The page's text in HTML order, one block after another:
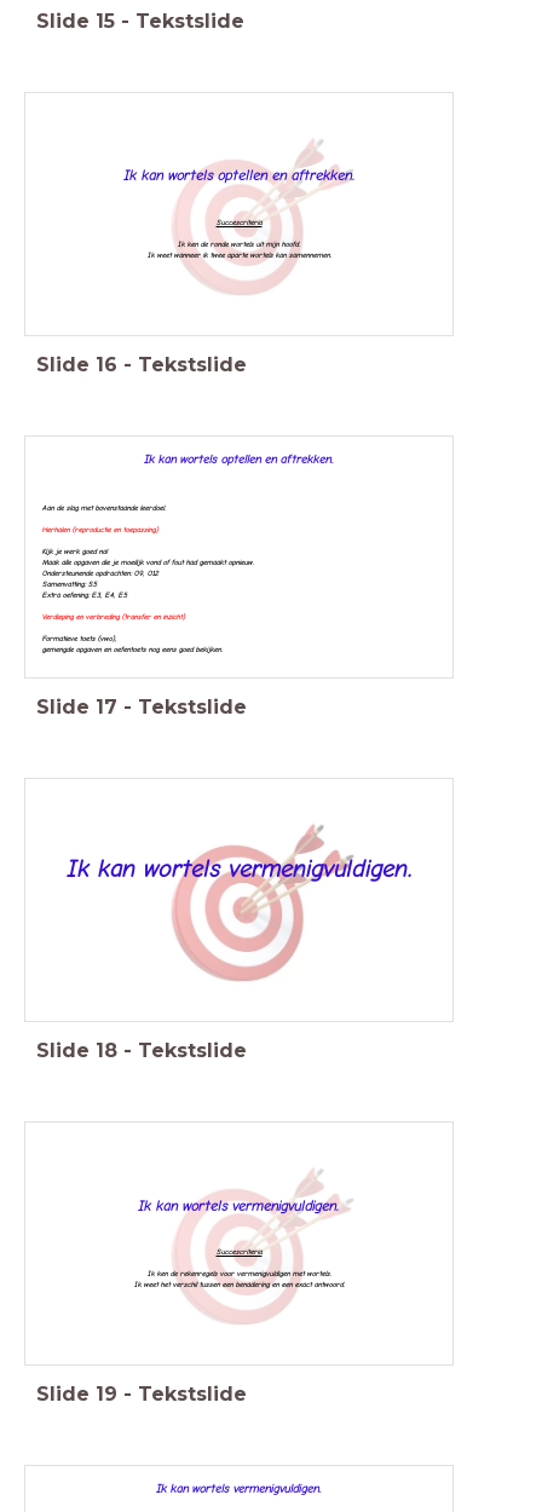
Slide 15 - Tekstslide
Ik kan wortels optellen en aftrekken.
Succescriteria
Ik ken de ronde wortels uit mijn hoofd.
Ik weet wanneer ik twee aparte wortels kan samennemen.
Slide 16 - Tekstslide
Ik kan wortels optellen en aftrekken.
Aan de slag met bovenstaande leerdoel.
Herhalen (reproductie en toepassing)
Kijk je werk goed na!
Maak alle opgaven die je moeilijk vond of fout had gemaakt opnieuw.
Ondersteunende opdrachten: O9, O12
Samenvatting: S5
Extra oefening: E3, E4, E5
Verdieping en verbreding (transfer en inzicht)
Formatieve toets (vwo),
gemengde opgaven en oefentoets nog eens goed bekijken.
Slide 17 - Tekstslide
Ik kan wortels vermenigvuldigen.
Slide 18 - Tekstslide
Ik kan wortels vermenigvuldigen.
Succescriteria
Ik ken de rekenregels voor vermenigvuldigen met wortels.
Ik weet het verschil tussen een benadering en een exact antwoord.
Slide 19 - Tekstslide
Ik kan wortels vermenigvuldigen.